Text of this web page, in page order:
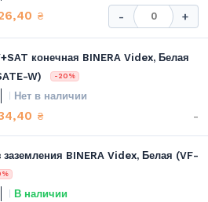
₴ - +
конечная BINERA Videx, Белая
W)
-20%
Нет в наличии
₴ -
заземления BINERA Videx, Белая (VF-
В наличии